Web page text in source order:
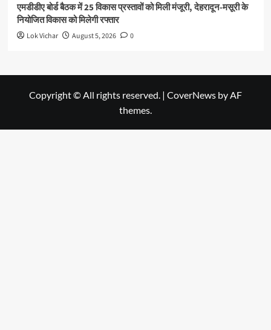
एमडीडीए बोर्ड बैठक में 25 विकास प्रस्तावों को मिली मंजूरी, देहरादून-मसूरी के
नियोजित विकास को मिलेगी रफ्तार
Lok Vichar August 5, 2026 0
Copyright © All rights reserved. | CoverNews by AF
themes.